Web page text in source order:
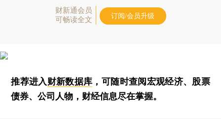
财新通会员
可畅读全文
订阅/会员升级
推荐进入财新数据库 ，可随时查阅宏观经济、股票
债券、公司人物，财经信息尽在掌握。